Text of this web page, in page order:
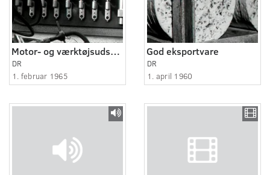
Motor- og værktøjsudstilling
DR
1. februar 1965
God eksportvare
DR
1. april 1960